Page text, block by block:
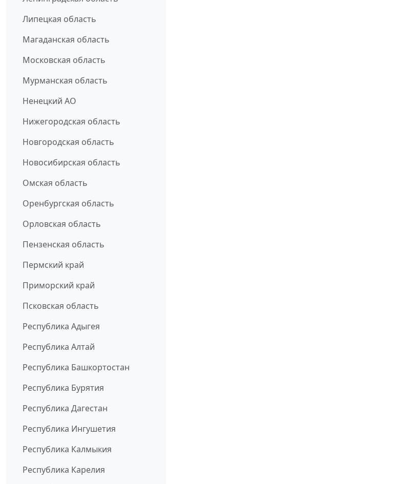
Липецкая область
Магаданская область
Московская область
Мурманская область
Ненецкий АО
Нижегородская область
Новгородская область
Новосибирская область
Омская область
Оренбургская область
Орловская область
Пензенская область
Пермский край
Приморский край
Псковская область
Республика Адыгея
Республика Алтай
Республика Башкортостан
Республика Бурятия
Республика Дагестан
Республика Ингушетия
Республика Калмыкия
Республика Карелия